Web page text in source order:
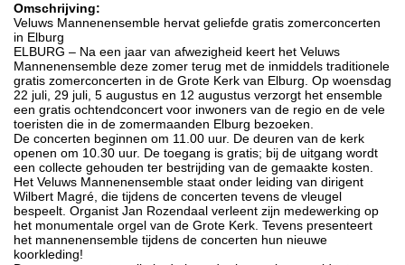
Omschrijving:
Veluws Mannenensemble hervat geliefde gratis zomerconcerten
in Elburg
ELBURG – Na een jaar van afwezigheid keert het Veluws
Mannenensemble deze zomer terug met de inmiddels traditionele
gratis zomerconcerten in de Grote Kerk van Elburg. Op woensdag
22 juli, 29 juli, 5 augustus en 12 augustus verzorgt het ensemble
een gratis ochtendconcert voor inwoners van de regio en de vele
toeristen die in de zomermaanden Elburg bezoeken.
De concerten beginnen om 11.00 uur. De deuren van de kerk
openen om 10.30 uur. De toegang is gratis; bij de uitgang wordt
een collecte gehouden ter bestrijding van de gemaakte kosten.
Het Veluws Mannenensemble staat onder leiding van dirigent
Wilbert Magré, die tijdens de concerten tevens de vleugel
bespeelt. Organist Jan Rozendaal verleent zijn medewerking op
het monumentale orgel van de Grote Kerk. Tevens presenteert
het mannenensemble tijdens de concerten hun nieuwe
koorkleding!